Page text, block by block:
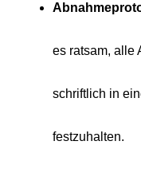
es ratsam, alle
schriftlich in
festzuhalten.